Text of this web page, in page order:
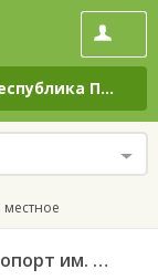
г. пл. Дворцовы, д. 4
700 Калининград АВ — Гданьск аэропорт им. Леха Валенсы